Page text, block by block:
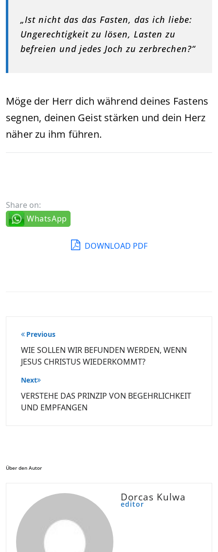
„Ist nicht das das Fasten, das ich liebe:
Ungerechtigkeit zu lösen, Lasten zu
befreien und jedes Joch zu zerbrechen?“
Möge der Herr dich während deines Fastens
segnen, deinen Geist stärken und dein Herz
näher zu ihm führen.
Share on:
WhatsApp
DOWNLOAD PDF
Beitragsnavigation
Previous
WIE SOLLEN WIR BEFUNDEN WERDEN, WENN
JESUS CHRISTUS WIEDERKOMMT?
Next
VERSTEHE DAS PRINZIP VON BEGEHRLICHKEIT
UND EMPFANGEN
Über den Autor
Dorcas Kulwa
editor